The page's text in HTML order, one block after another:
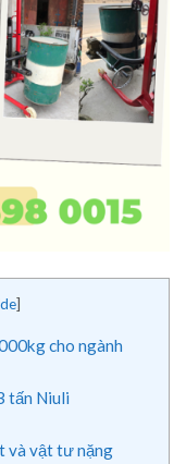
]
cho ngành
tấn Niuli
và vật tư nặng